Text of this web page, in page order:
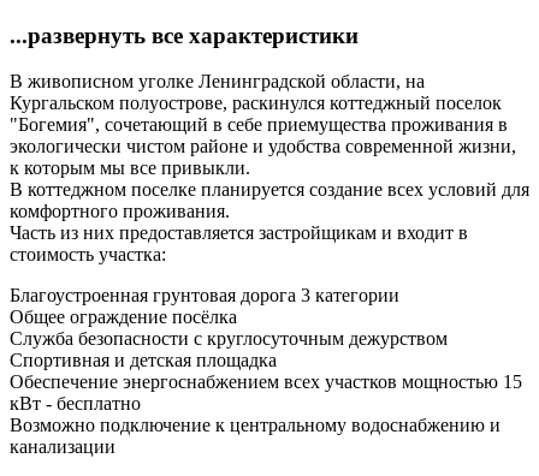
...развернуть все характеристики
В живописном уголке Ленинградской области, на
Кургальском полуострове, раскинулся коттеджный поселок
"Богемия", сочетающий в себе приемущества проживания в
экологически чистом районе и удобства современной жизни,
к которым мы все привыкли.
В коттеджном поселке планируется создание всех условий для
комфортного проживания.
Часть из них предоставляется застройщикам и входит в
стоимость участка:
Благоустроенная грунтовая дорога 3 категории
Общее ограждение посёлка
Служба безопасности с круглосуточным дежурством
Спортивная и детская площадка
Обеспечение энергоснабжением всех участков мощностью 15
кВт - бесплатно
Возможно подключение к центральному водоснабжению и
канализации